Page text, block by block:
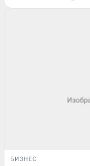
БИЗНЕС